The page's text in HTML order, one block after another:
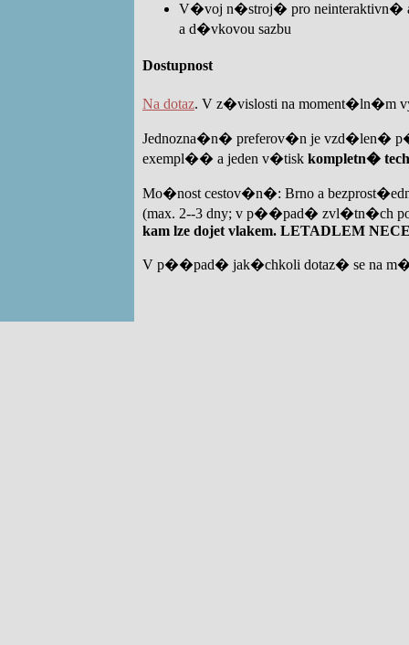
V�voj n�stroj� pro
a d�vkovou sazbu
Dostupnost
Na dotaz. V z�vislosti na moment�ln�m
Jednozna�n� preferov�n je vzd�len�
exempl�� a jeden v�tisk kompletn�
Mo�nost cestov�n�: Brno a
(max. 2--3 dny; v p��pad� zvl�tn�ch
kam lze dojet vlakem. LETADLEM
V p��pad� jak�chkoli dotaz� se na m�